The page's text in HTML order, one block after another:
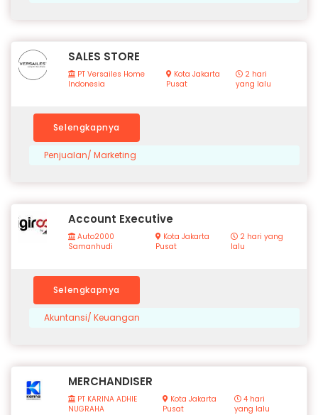
SALES STORE
PT Versailes Home
Indonesia
Kota Jakarta
Pusat
2 hari
yang lalu
Selengkapnya
Penjualan/ Marketing
Account Executive
Auto2000
Samanhudi
Kota Jakarta
Pusat
2 hari yang
lalu
Selengkapnya
Akuntansi/ Keuangan
MERCHANDISER
PT KARINA ADHIE
NUGRAHA
Kota Jakarta
Pusat
4 hari
yang lalu